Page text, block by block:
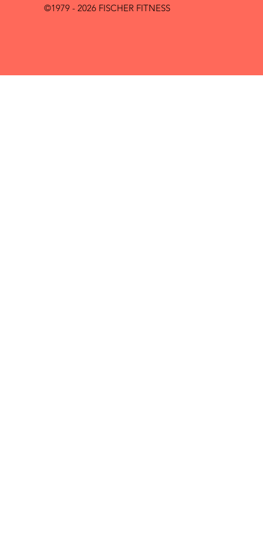
©1979 - 2026 FISCHER FITNESS